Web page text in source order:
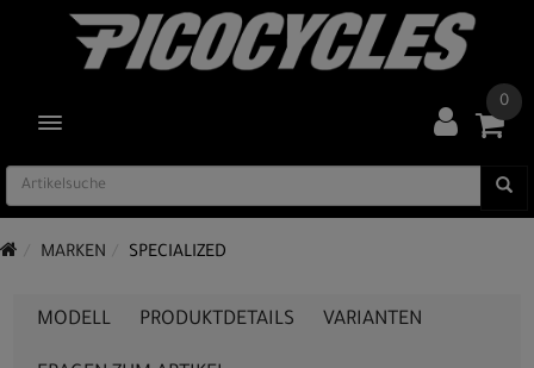
TOGGLE NAVIGATION
0
MARKEN SPECIALIZED
MODELL PRODUKTDETAILS VARIANTEN